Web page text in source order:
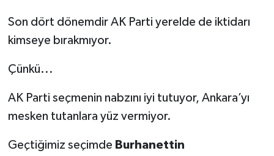
Son dört dönemdir AK Parti yerelde de iktidarı
kimseye bırakmıyor.
Çünkü...
AK Parti seçmenin nabzını iyi tutuyor, Ankara’yı
mesken tutanlara yüz vermiyor.
Geçtiğimiz seçimde Burhanettin